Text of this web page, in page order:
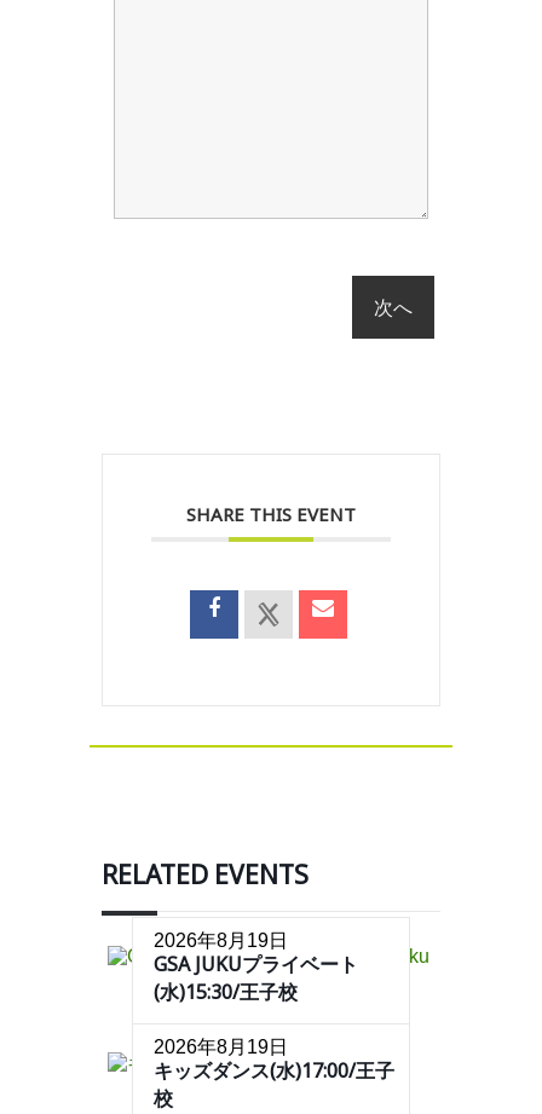
SHARE THIS EVENT
RELATED EVENTS
2026年8月19日
GSA JUKUプライベート
(水)15:30/王子校
2026年8月19日
キッズダンス(水)17:00/王子
校